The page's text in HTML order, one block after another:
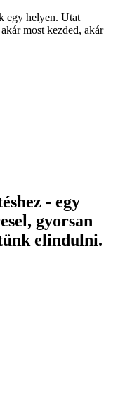
egy helyen. Utat
most kezded, akár
- egy
gyorsan
elindulni.